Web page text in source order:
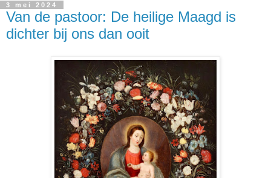
3 mei 2024
Van de pastoor: De heilige Maagd is
dichter bij ons dan ooit